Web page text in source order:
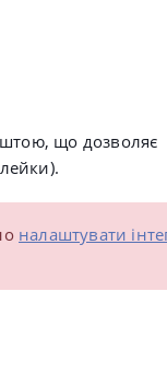
що дозволяє
налаштувати